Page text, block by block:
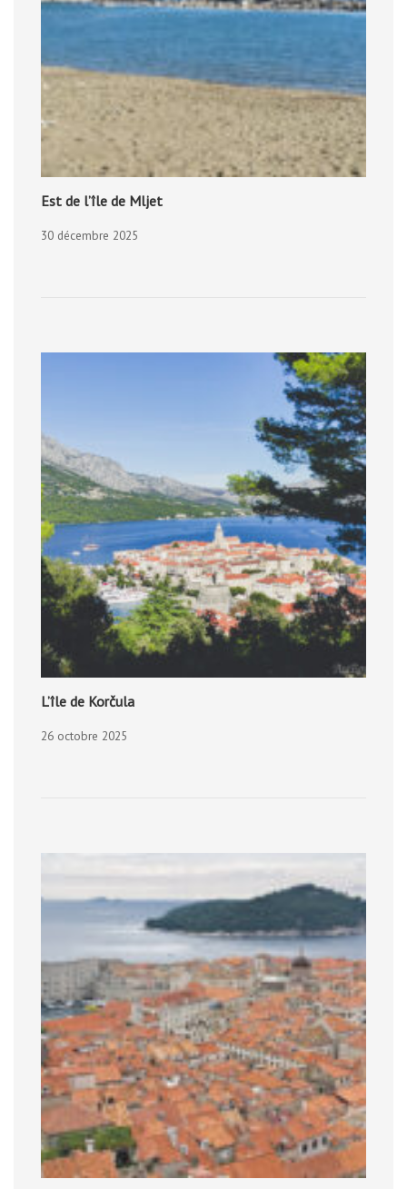
Est de l’île de Mljet
30 décembre 2025
L’île de Korčula
26 octobre 2025